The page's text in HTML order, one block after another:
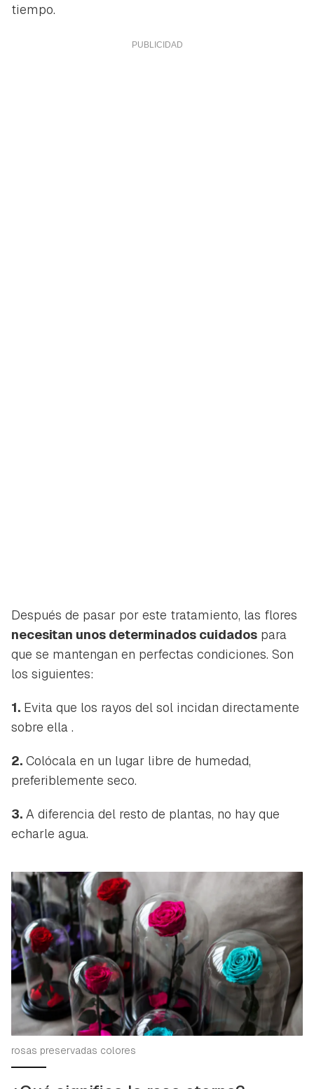
Guardar como favorito
Para poder guardar como favorito, primero has de
iniciar sesión con tu cuenta de Hogarmanía.
INICIAR SESIÓN
tiempo.
Después de pasar por este tratamiento, las flores
necesitan unos determinados cuidados para
que se mantengan en perfectas condiciones. Son
los siguientes:
1. Evita que los rayos del sol incidan directamente
sobre ella .
2. Colócala en un lugar libre de humedad,
preferiblemente seco.
3. A diferencia del resto de plantas, no hay que
echarle agua.
rosas preservadas colores
Contenido enviado
ACEPTAR